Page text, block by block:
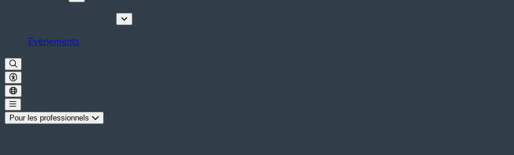
Événements
Pour les professionnels